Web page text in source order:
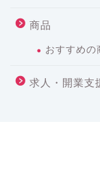
商品
おすすめの
求人・開業支